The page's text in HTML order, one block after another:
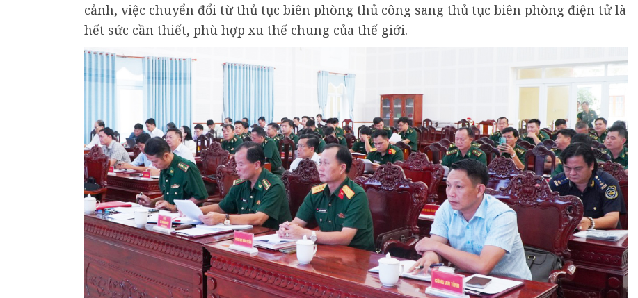
cảnh, việc chuyển đổi từ thủ tục biên phòng thủ công sang thủ tục biên phòng điện tử là
hết sức cần thiết, phù hợp xu thế chung của thế giới.